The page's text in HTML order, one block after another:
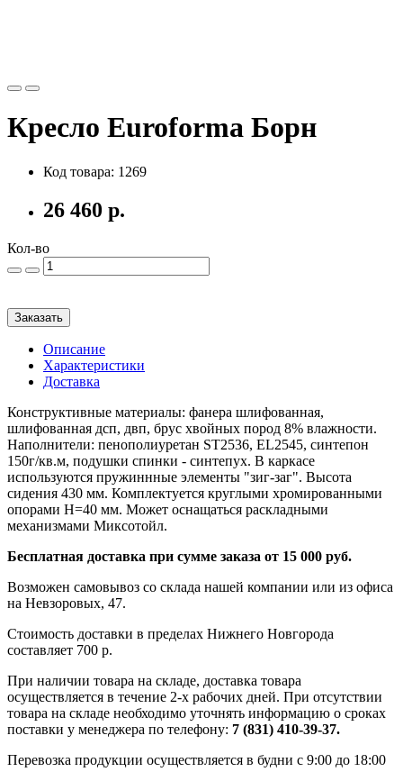
Кресло Euroforma Борн
Код товара: 1269
26 460 р.
Кол-во
Заказать
Описание
Характеристики
Доставка
Конструктивные материалы: фанера шлифованная,
шлифованная дсп, двп, брус хвойных пород 8% влажности.
Наполнители: пенополиуретан ST2536, EL2545, синтепон
150г/кв.м, подушки спинки - синтепух. В каркасе
используются пружиннные элементы "зиг-заг". Высота
сидения 430 мм. Комплектуется круглыми хромированными
опорами Н=40 мм. Может оснащаться раскладными
механизмами Миксотойл.
Бесплатная доставка при сумме заказа от 15 000 руб.
Возможен самовывоз со склада нашей компании или из офиса
на Невзоровых, 47.
Стоимость доставки в пределах Нижнего Новгорода
составляет 700 р.
При наличии товара на складе, доставка товара
осуществляется в течение 2-х рабочих дней. При отсутствии
товара на складе необходимо уточнять информацию о сроках
поставки у менеджера по телефону: 7 (831) 410-39-37.
Перевозка продукции осуществляется в будни с 9:00 до 18:00